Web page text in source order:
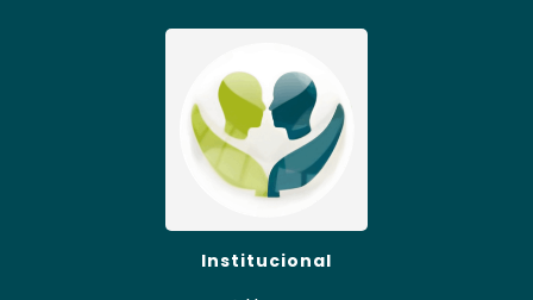
Internação Involuntária que Aceita Convenio
Clinica de Reabilitação Involuntaria
Clinica de Reabilitação de Drogas Feminina
Casa de Recuperação para Drogados
Clinica de Reabilitação Alcoolismo
Clinica de Tratamento para Dependentes
Clinica de Recuperação Alcoolismo
Clínica de Recuperação que Aceita Convênio
Institucional